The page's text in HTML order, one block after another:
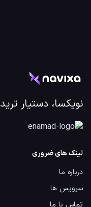
نویکسا، دستیار
لینک های ضروری
درباره ما
سرویس ها
تماس با ما